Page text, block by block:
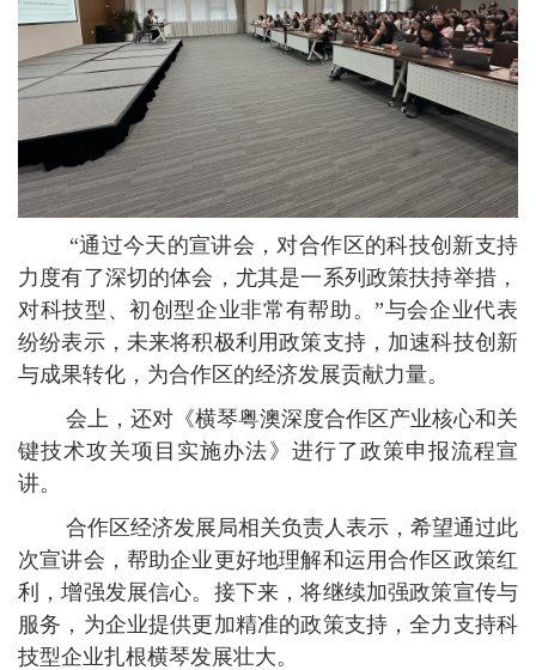
“通过今天的宣讲会，对合作区的科技创新支持
力度有了深切的体会，尤其是一系列政策扶持举措，
对科技型、初创型企业非常有帮助。”与会企业代表
纷纷表示，未来将积极利用政策支持，加速科技创新
与成果转化，为合作区的经济发展贡献力量。
会上，还对《横琴粤澳深度合作区产业核心和关
键技术攻关项目实施办法》进行了政策申报流程宣
讲。
合作区经济发展局相关负责人表示，希望通过此
次宣讲会，帮助企业更好地理解和运用合作区政策红
利，增强发展信心。接下来，将继续加强政策宣传与
服务，为企业提供更加精准的政策支持，全力支持科
技型企业扎根横琴发展壮大。